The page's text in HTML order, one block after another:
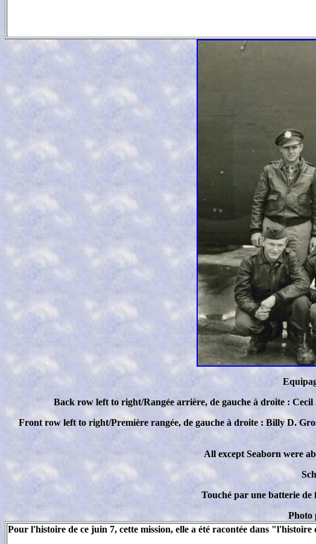
Back row left to right/Rangée arrière, de gauche à droite :
Front row left to right/Première rangée, de gauche à droite : Billy D.
All except Seaborn were
Touché par une batterie de
Photo
Pour l'histoire de ce juin 7, cette mission, elle a été racontée dans